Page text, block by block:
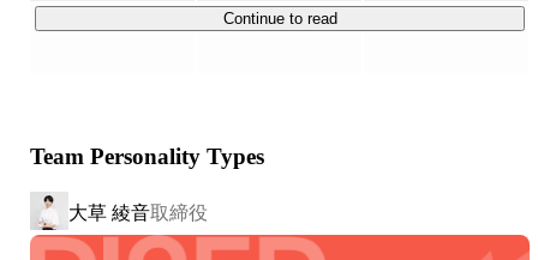
クの支援を行うスクールです。
るだけでなく、同じような悩みや目標を持つ仲間とつなが
れるコミュニティも提供しています。現在は生成AI教育な
どにも力を入れています。
Continue to read
Team Personality Types
大草 綾音取締役